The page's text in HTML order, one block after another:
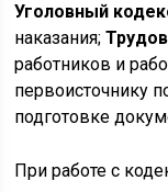
Уголовный
наказания;
работников и
первоисточнику
подготовке
При работе с